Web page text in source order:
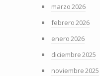
marzo 2026
febrero 2026
enero 2026
diciembre 2025
noviembre 2025